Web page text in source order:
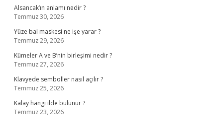
Alsancak’ın anlamı nedir ?
Temmuz 30, 2026
Yüze bal maskesi ne işe yarar ?
Temmuz 29, 2026
Kümeler A ve B’nin birleşimi nedir ?
Temmuz 27, 2026
Klavyede semboller nasıl açılır ?
Temmuz 25, 2026
Kalay hangi ilde bulunur ?
Temmuz 23, 2026